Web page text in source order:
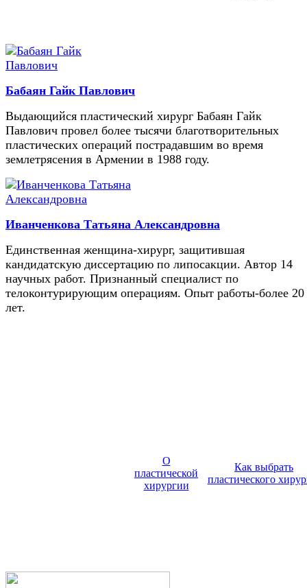
Бабаян Гайк Павлович
Выдающийся пластический хирург Бабаян Гайк
Павлович провел более тысячи благотворительных
пластических операций пострадавшим во время
землетрясения в Армении в 1988 году.
Иванченкова Татьяна Александровна
Единственная женщина-хирург, защитившая
кандидатскую диссертацию по липосакции. Автор 14
научных работ. Признанный специалист по
телоконтурирующим операциям. Опыт работы-более 20
лет.
О
пластической
хирургии
Как выбрать
пластического